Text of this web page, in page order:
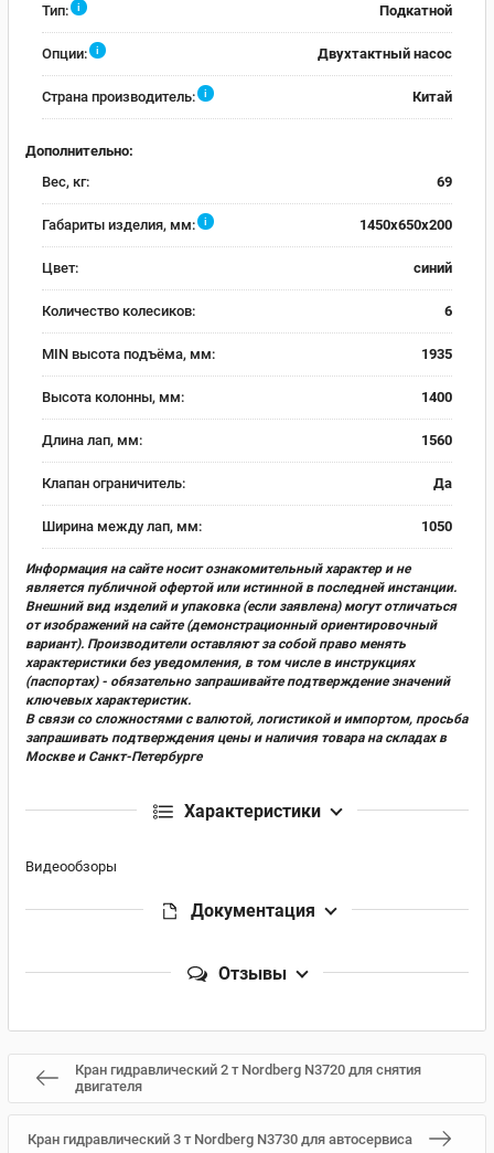
Тип: i Подкатной
Опции: i Двухтактный насос
Страна производитель: i Китай
Дополнительно:
Вес, кг:
69
Габариты изделия, мм: i 1450x650x200
Цвет: синий
Количество колесиков: 6
MIN высота подъёма, мм: 1935
Высота колонны, мм: 1400
Длина лап, мм: 1560
Клапан ограничитель: Да
Ширина между лап, мм: 1050
Информация на сайте носит ознакомительный характер и не
является публичной офертой или истинной в последней инстанции.
Внешний вид изделий и упаковка (если заявлена) могут отличаться
от изображений на сайте (демонстрационный ориентировочный
вариант). Производители оставляют за собой право менять
характеристики без уведомления, в том числе в инструкциях
(паспортах) - обязательно запрашивайте подтверждение значений
ключевых характеристик.
В связи со сложностями с валютой, логистикой и импортом, просьба
запрашивать подтверждения цены и наличия товара на складах в
Москве и Санкт-Петербурге
Характеристики
Видеообзоры
Документация
Отзывы
Кран гидравлический 2 т Nordberg N3720 для снятия
двигателя
Кран гидравлический 3 т Nordberg N3730 для автосервиса